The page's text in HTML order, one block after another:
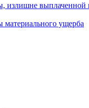
излишне выплаченной
материального ущерба